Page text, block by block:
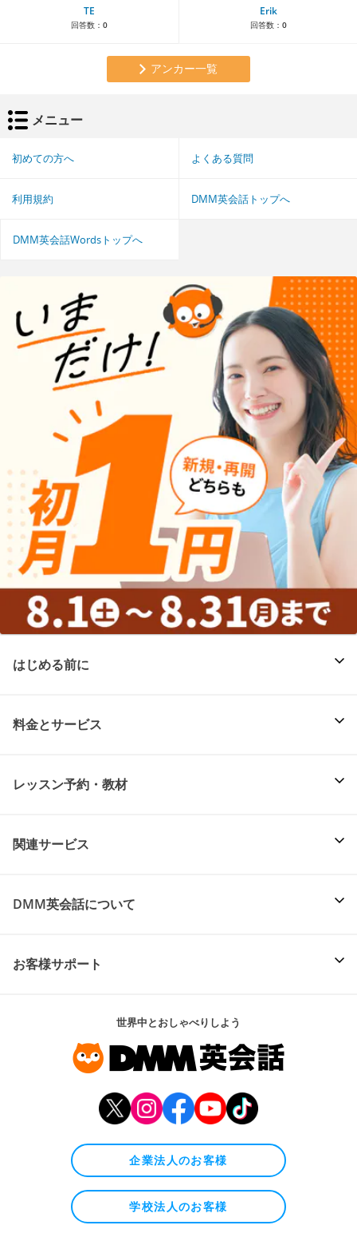
TE
回答数： 0
Erik
回答数： 0
アンカー一覧
メニュー
初めての方へ よくある質問
利用規約 DMM英会話トップへ
DMM英会話Wordsトップへ
はじめる前に
料金とサービス
レッスン予約・教材
関連サービス
DMM英会話について
お客様サポート
世界中とおしゃべりしよう
企業法人のお客様
学校法人のお客様